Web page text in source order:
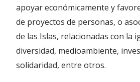
apoyar económicamente y
de proyectos de personas, o
de las Islas, relacionadas con la
diversidad, medioambiente,
solidaridad, entre otros.